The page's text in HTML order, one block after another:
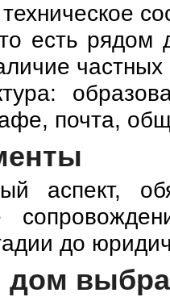
есть
частных
почта,
аспект,
до